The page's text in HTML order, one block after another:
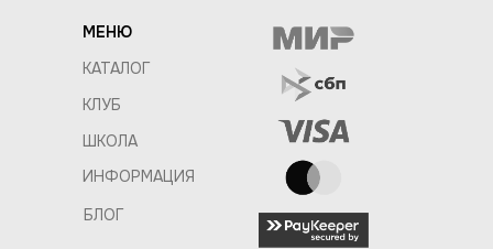
МЕНЮ
КАТАЛОГ
КЛУБ
ШКОЛА
ИНФОРМАЦИЯ
БЛОГ